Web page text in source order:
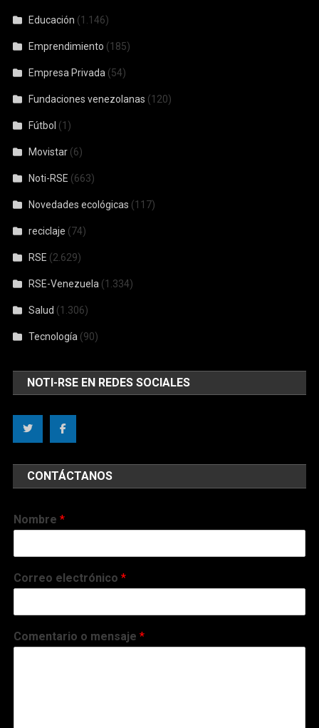
Educación (1.146)
Emprendimiento (185)
Empresa Privada (54)
Fundaciones venezolanas (120)
Fútbol (1)
Movistar (6)
Noti-RSE (663)
Novedades ecológicas (117)
reciclaje (74)
RSE (2.629)
RSE-Venezuela (1.334)
Salud (1.306)
Tecnología (90)
NOTI-RSE EN REDES SOCIALES
CONTÁCTANOS
Nombre*
Correo electrónico*
Comentario o mensaje*